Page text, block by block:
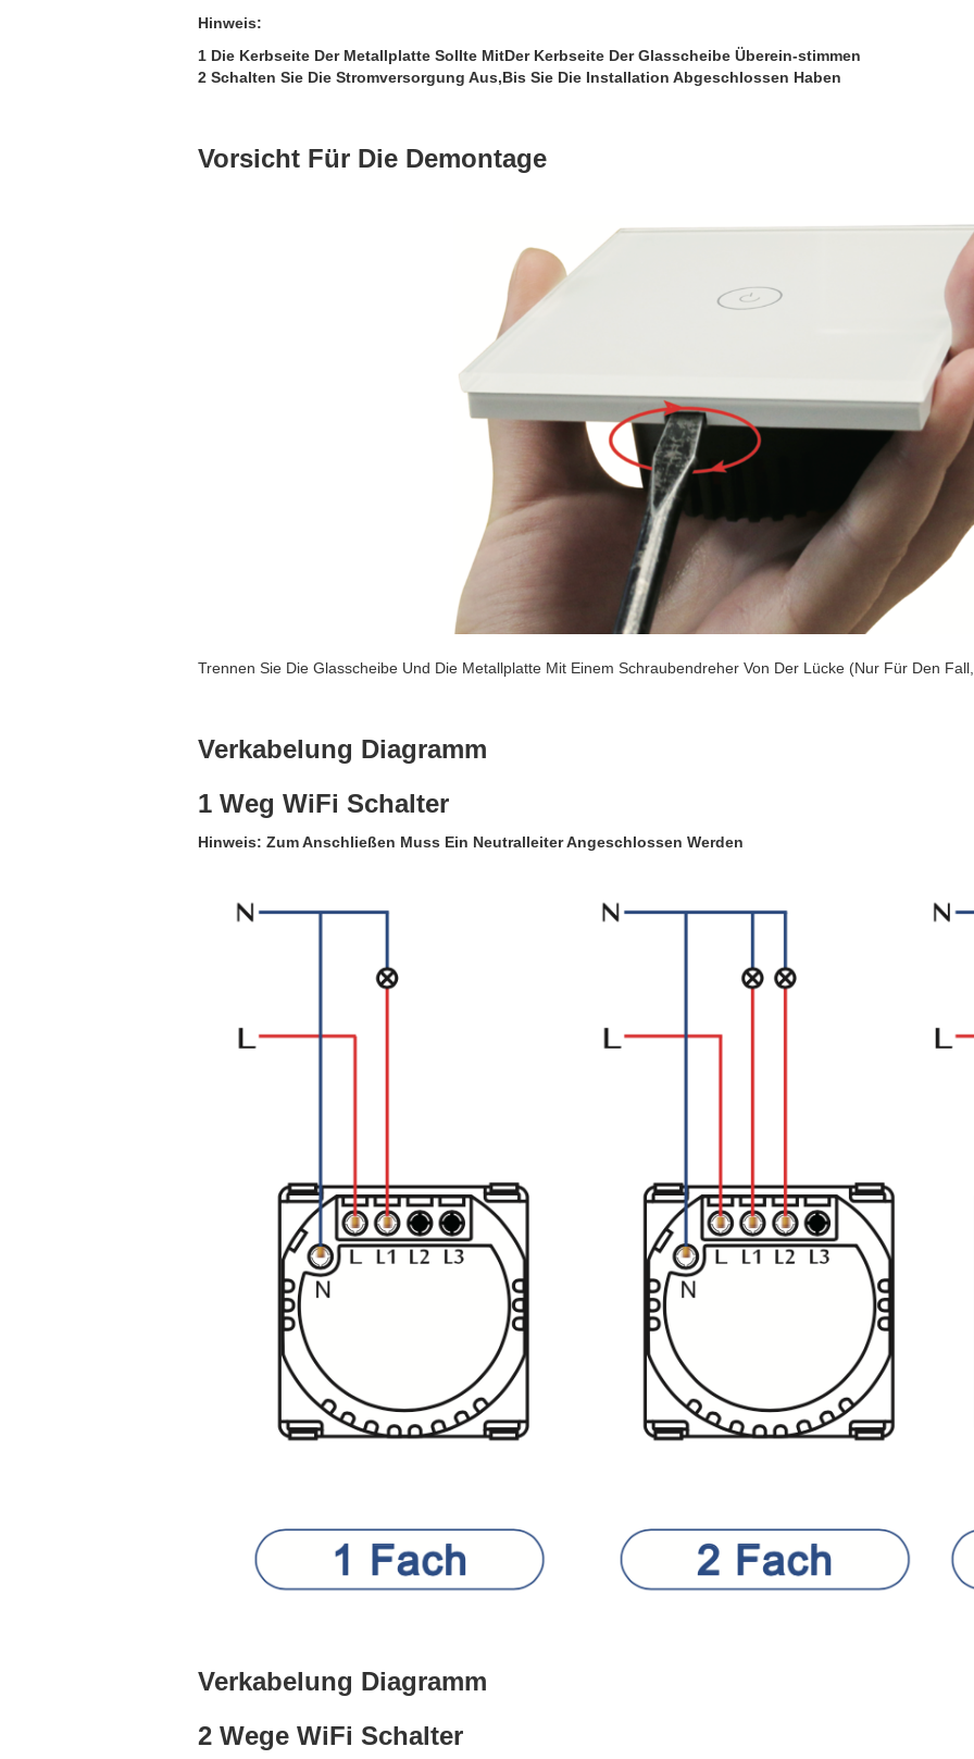
Hinweis:
1 Die Kerbseite Der Metallplatte Sollte MitDer Kerbseite Der Glasscheibe Überein-stimmen
2 Schalten Sie Die Stromversorgung Aus,Bis Sie Die Installation Abgeschlossen Haben
Vorsicht Für Die Demontage
Trennen Sie Die Glasscheibe Und Die Metallplatte Mit Einem Schraubendreher Von Der Lücke (Nur Für Den
Verkabelung Diagramm
1 Weg WiFi Schalter
Hinweis: Zum Anschließen Muss Ein Neutralleiter Angeschlossen Werden
Verkabelung Diagramm
2 Wege WiFi Schalter